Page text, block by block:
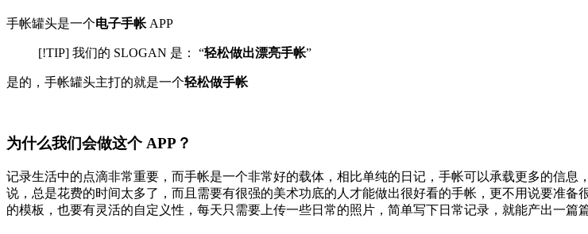
手帐罐头是一个电子手帐 APP
[!TIP] 我们的 SLOGAN 是： “轻松做出漂亮手帐”
是的，手帐罐头主打的就是一个轻松做手帐
为什么我们会做这个 APP？
记录生活中的点滴非常重要，而手帐是一个非常好的载体，相比单纯的日记，手帐可以承载更多的信
说，总是花费的时间太多了，而且需要有很强的美术功底的人才能做出很好看的手帐，更不用说要准备
的模板，也要有灵活的自定义性，每天只需要上传一些日常的照片，简单写下日常记录，就能产出一篇